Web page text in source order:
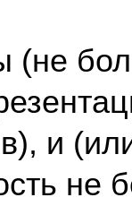
(не
и
не